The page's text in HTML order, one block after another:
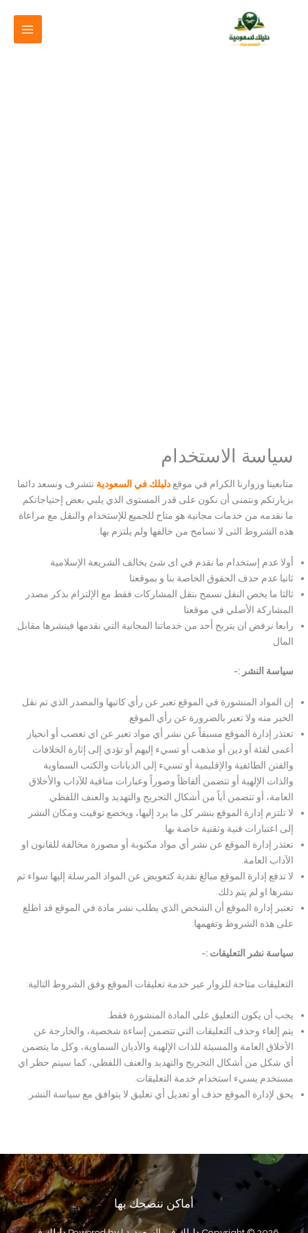
سياسة الاستخدام
متابعينا وزوارنا الكرام في موقعدليلك في السعودية نتشرف ونسعد دائما
بزيارتكم ونتمنى أن نكون على قدر المستوى الذي يلبي بعض إحتياجاتكم.
ما نقدمه من خدمات مجانية هو متاح للجميع للإستخدام والنقل مع مراعاة
هذه الشروط التى لا نسامح من خالفها ولم يلتزم بها.
أولا عدم إستخدام ما نقدم في اى شئ يخالف الشريعة الإسلامية
ثانيا عدم حذف الحقوق الخاصة بنا و بموقعنا
ثالثا ما يخص النقل نسمح بنقل المشاركات فقط مع الإلتزام بذكر مصدر
المشاركة الأصلي في موقعنا
رابعا نرفض ان يتربح أحد من خدماتنا المجانية التي نقدمها فينشرها مقابل
المال
سياسة النشر :-
إن المواد المنشورة في الموقع تعبر عن رأي كاتبها والمصدر الذي تم نقل
الخبر منه ولا تعبر بالضرورة عن رأي الموقع.
تعتذر إدارة الموقع مسبقاً عن نشر أي مواد تعبر عن اي تعصب أو انحياز
أعمى لفئة أو دين أو مذهب أو تسيء إليهم أو تؤدي إلى إثارة الخلافات
والفتن الطائفية والإقليمية أو تسيء إلى الديانات والكتب السماوية
والذات الإلهية أو تتضمن ألفاظاً وصوراً وعبارات منافية للآداب والأخلاق
العامة، أو تتضمن أياً من أشكال التجريح والتهديد والعنف اللفظي.
لا تلتزم إدارة الموقع بنشر كل ما يرد إليها، ويخضع توقيت ومكان النشر
إلى اعتبارات فنية وتقنية خاصة بها.
تعتذر إدارة الموقع عن نشر أي مواد مكتوبة أو مصورة مخالفة للقانون او
الآداب العامة.
لا تدفع إدارة الموقع مبالغ نقدية كتعويض عن المواد المرسلة إليها سواء تم
نشرها او لم يتم ذلك.
تعتبر إدارة الموقع أن الشخص الذي يطلب نشر مادة في الموقع قد اطلع
على هذه الشروط وتفهمها.
سياسة نشر التعليقات :-
التعليقات متاحة للزوار عبر خدمة تعليقات الموقع وفق الشروط التالية:
يجب أن يكون التعليق على المادة المنشورة فقط.
يتم إلغاء وحذف التعليقات التي تتضمن إساءة شخصية، والخارجة عن
الأخلاق العامة والمسيئة للذات الإلهية والأديان السماوية، وكل ما يتضمن
أي شكل من أشكال التجريح والتهديد والعنف اللفظي، كما سيتم حظر اي
مستخدم يسيء استخدام خدمة التعليقات.
يحق لإدارة الموقع حذف أو تعديل أي تعليق لا يتوافق مع سياسة النشر.
أماكن ننصحك بها